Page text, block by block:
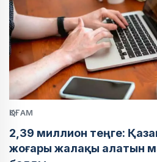
ҚОҒАМ
2,39 миллион теңге:
жоғары жалақы алатын